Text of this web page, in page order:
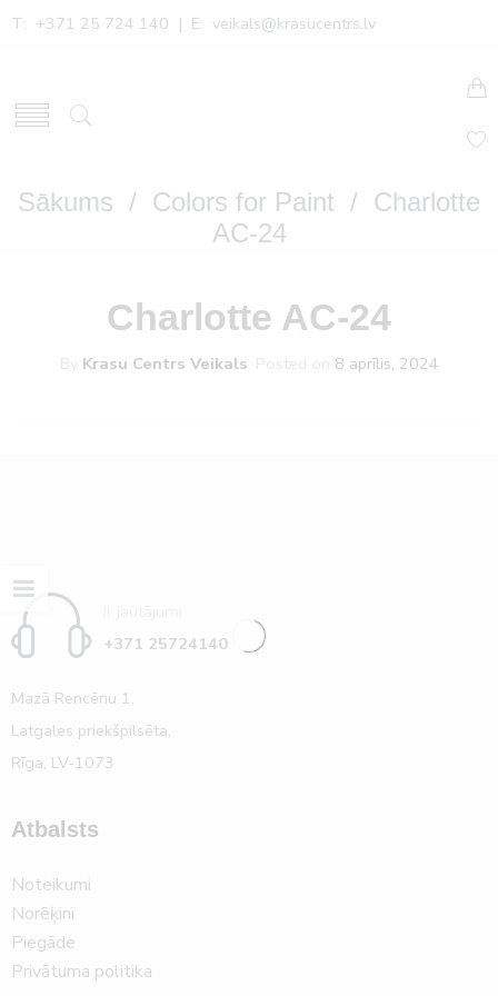
T: +371 25 724 140 | E: veikals@krasucentrs.lv
Sākums / Colors for Paint / Charlotte
AC-24
Charlotte AC-24
By Krasu Centrs Veikals Posted on 8 aprīlis, 2024
+371 25724140
Mazā Rencēnu 1,
Latgales priekšpilsēta,
Rīga, LV-1073
Atbalsts
Noteikumi
Norēķini
Piegāde
Privātuma politika